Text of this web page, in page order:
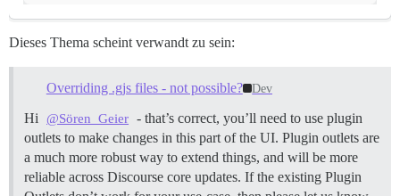
Dieses Thema scheint verwandt zu sein:
Overriding .gjs files - not possible? Dev
Hi @Sören_Geier - that’s correct, you’ll need to use plugin
outlets to make changes in this part of the UI. Plugin outlets are
a much more robust way to extend things, and will be more
reliable across Discourse core updates. If the existing Plugin